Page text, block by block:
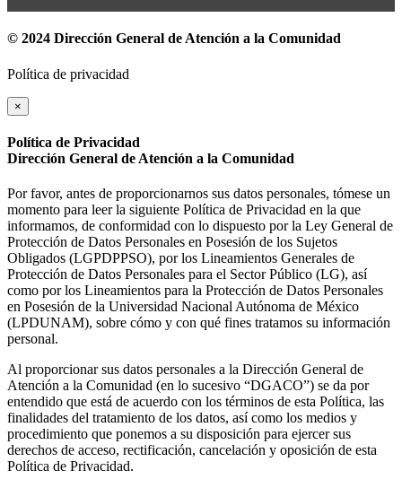
© 2024 Dirección General de Atención a la Comunidad
Política de privacidad
×
Política de Privacidad
Dirección General de Atención a la Comunidad
Por favor, antes de proporcionarnos sus datos personales, tómese un
momento para leer la siguiente Política de Privacidad en la que
informamos, de conformidad con lo dispuesto por la Ley General de
Protección de Datos Personales en Posesión de los Sujetos
Obligados (LGPDPPSO), por los Lineamientos Generales de
Protección de Datos Personales para el Sector Público (LG), así
como por los Lineamientos para la Protección de Datos Personales
en Posesión de la Universidad Nacional Autónoma de México
(LPDUNAM), sobre cómo y con qué fines tratamos su información
personal.
Al proporcionar sus datos personales a la Dirección General de
Atención a la Comunidad (en lo sucesivo “DGACO”) se da por
entendido que está de acuerdo con los términos de esta Política, las
finalidades del tratamiento de los datos, así como los medios y
procedimiento que ponemos a su disposición para ejercer sus
derechos de acceso, rectificación, cancelación y oposición de esta
Política de Privacidad.